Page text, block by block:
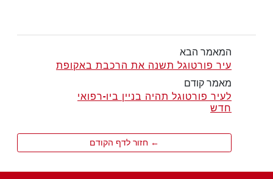
המאמר הבא
עיר פורטוגל תשנה את הרכבת באקופת
מאמר קודם
לעיר פורטוגל תהיה בניין ביו-רפואי
חדש
← חזור לדף הקודם